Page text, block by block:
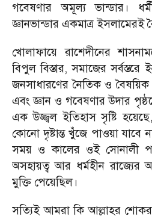
গবেষণার অমূল্য ভান্ডার।
জ্ঞানভান্ডার একমাত্র ইসলামেরই
খোলাফায়ে রাশেদীনের
বিপুল বিস্তার, সমাজের সর্বস্তরে
জনসাধারণের নৈতিক ও বৈষয়িক
এবং জ্ঞান ও গবেষণার উদার
এক উজ্জ্বল ইতিহাস সৃষ্টি
কোনো দৃষ্টান্ত খুঁজে পাওয়া যাবে
সময় ও কালের ওই সোনালী
অসহায়ত্ব আর ধর্মহীন রাজ্যের
মুক্তি পেয়েছিল।
সত্যিই আমরা কি আল্লাহর